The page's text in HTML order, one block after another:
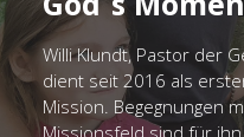
Willi Klundt, Pastor der
dient seit 2016 als
Mission. Begegnungen
Missionsfeld sind für